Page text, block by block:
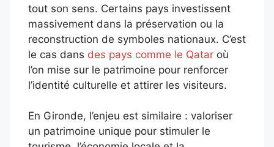
tout son sens. Certains pays investissent
massivement dans la préservation ou la
reconstruction de symboles nationaux. C’est
le cas dans des pays comme le Qatar où
l’on mise sur le patrimoine pour renforcer
l’identité culturelle et attirer les visiteurs.
En Gironde, l’enjeu est similaire : valoriser
un patrimoine unique pour stimuler le